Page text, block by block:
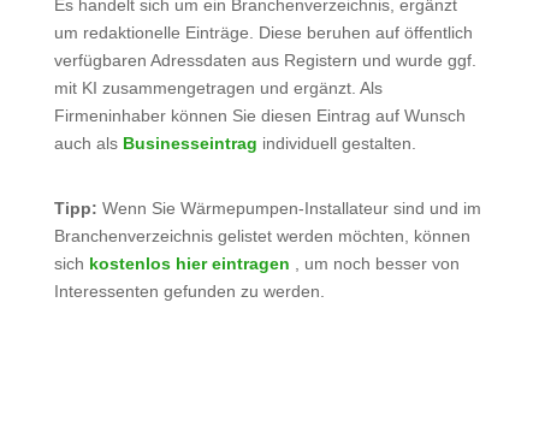
Es handelt sich um ein Branchenverzeichnis, ergänzt
um redaktionelle Einträge. Diese beruhen auf öffentlich
verfügbaren Adressdaten aus Registern und wurde ggf.
mit KI zusammengetragen und ergänzt. Als
Firmeninhaber können Sie diesen Eintrag auf Wunsch
auch als Businesseintrag individuell gestalten.
Tipp: Wenn Sie Wärmepumpen-Installateur sind und im
Branchenverzeichnis gelistet werden möchten, können
sich kostenlos hier eintragen , um noch besser von
Interessenten gefunden zu werden.